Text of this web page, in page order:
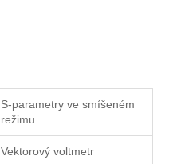
S-parametry ve smíšeném
režimu
Vektorový voltmetr